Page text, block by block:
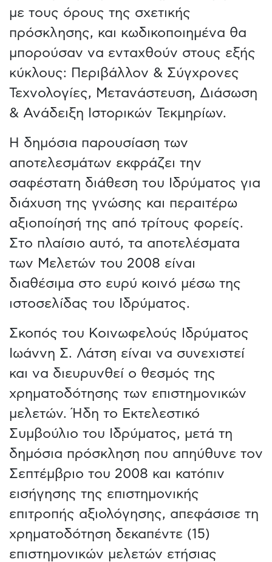
με τους όρους της σχετικής
πρόσκλησης, και κωδικοποιημένα θα
μπορούσαν να ενταχθούν στους εξής
κύκλους: Περιβάλλον & Σύγχρονες
Τεχνολογίες, Μετανάστευση, Διάσωση
& Ανάδειξη Ιστορικών Τεκμηρίων.
Η δημόσια παρουσίαση των
αποτελεσμάτων εκφράζει την
σαφέστατη διάθεση του Ιδρύματος για
διάχυση της γνώσης και περαιτέρω
αξιοποίησή της από τρίτους φορείς.
Στο πλαίσιο αυτό, τα αποτελέσματα
των Μελετών του 2008 είναι
διαθέσιμα στο ευρύ κοινό μέσω της
ιστοσελίδας του Ιδρύματος.
Σκοπός του Κοινωφελούς Ιδρύματος
Ιωάννη Σ. Λάτση είναι να συνεχιστεί
και να διευρυνθεί ο θεσμός της
χρηματοδότησης των επιστημονικών
μελετών. Ήδη το Εκτελεστικό
Συμβούλιο του Ιδρύματος, μετά τη
δημόσια πρόσκληση που απηύθυνε τον
Σεπτέμβριο του 2008 και κατόπιν
εισήγησης της επιστημονικής
επιτροπής αξιολόγησης, απεφάσισε τη
χρηματοδότηση δεκαπέντε (15)
επιστημονικών μελετών ετήσιας